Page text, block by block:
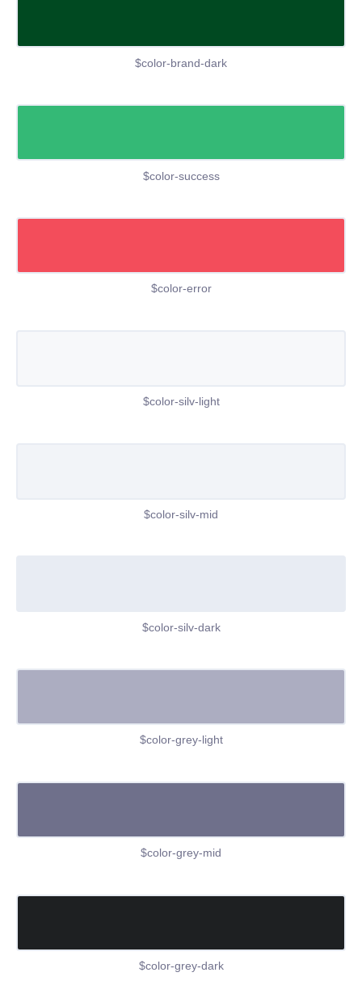
$color-brand-dark
$color-success
$color-error
$color-silv-light
$color-silv-mid
$color-silv-dark
$color-grey-light
$color-grey-mid
$color-grey-dark